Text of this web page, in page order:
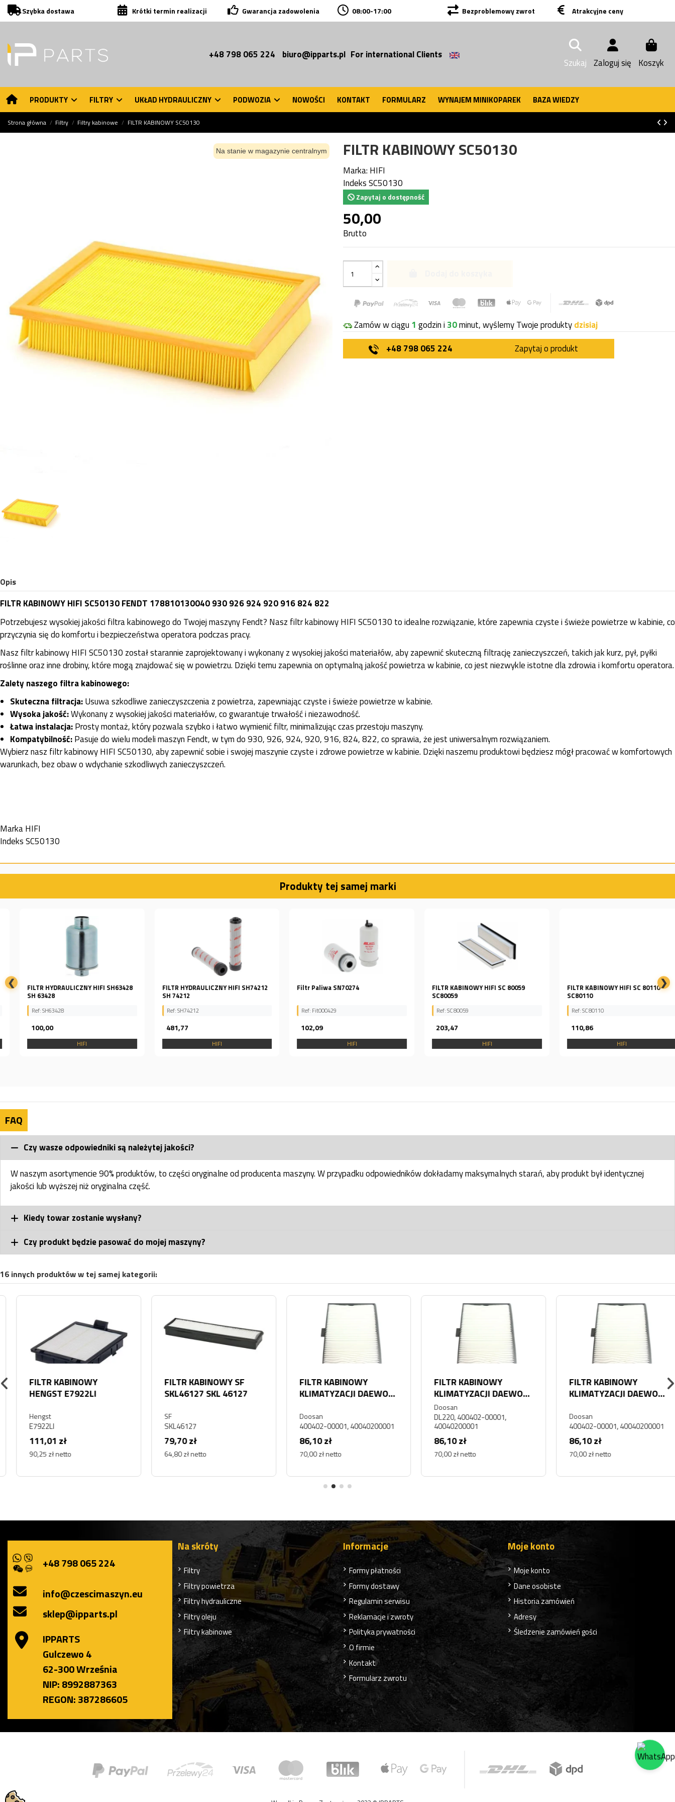
Szybka dostawa Krótki termin realizacji Gwarancja zadowolenia 08:00-17:00 Bezproblemowy zwrot Atrakcyjne ceny
+48 798 065 224 biuro@ipparts.pl For international Clients
Szukaj Zaloguj się Koszyk
PRODUKTY FILTRY UKŁAD HYDRAULICZNY PODWOZIA NOWOŚCI KONTAKT FORMULARZ WYNAJEM MINIKOPAREK BAZA WIEDZY
Strona główna Filtry Filtry kabinowe FILTR KABINOWY SC50130
Na stanie w magazynie centralnym FILTR KABINOWY SC50130
Marka: HIFI
IndeksSC50130
Zapytaj o dostępność
50,00
Brutto
Zamów w ciągu 1 godzin i 30minut, wyślemy Twoje produktydzisiaj
+48 798 065 224
Zapytaj o produkt
Opis
FILTR KABINOWY HIFI SC50130 FENDT 178810130040 930 926 924 920 916 824 822
Potrzebujesz wysokiej jakości filtra kabinowego do Twojej maszyny Fendt? Nasz filtr kabinowy HIFI SC50130 to idealne rozwiązanie, które zapewnia czyste i świeże powietrze w kabinie, co
przyczynia się do komfortu i bezpieczeństwa operatora podczas pracy.
Nasz filtr kabinowy HIFI SC50130 został starannie zaprojektowany i wykonany z wysokiej jakości materiałów, aby zapewnić skuteczną filtrację zanieczyszczeń, takich jak kurz, pył, pyłki
roślinne oraz inne drobiny, które mogą znajdować się w powietrzu. Dzięki temu zapewnia on optymalną jakość powietrza w kabinie, co jest niezwykle istotne dla zdrowia i komfortu operatora.
Zalety naszego filtra kabinowego:
Skuteczna filtracja:Usuwa szkodliwe zanieczyszczenia z powietrza, zapewniając czyste i świeże powietrze w kabinie.
Wysoka jakość:Wykonany z wysokiej jakości materiałów, co gwarantuje trwałość i niezawodność.
Łatwa instalacja:Prosty montaż, który pozwala szybko i łatwo wymienić filtr, minimalizując czas przestoju maszyny.
Kompatybilność:Pasuje do wielu modeli maszyn Fendt, w tym do 930, 926, 924, 920, 916, 824, 822, co sprawia, że jest uniwersalnym rozwiązaniem.
Wybierz nasz filtr kabinowy HIFI SC50130, aby zapewnić sobie i swojej maszynie czyste i zdrowe powietrze w kabinie. Dzięki naszemu produktowi będziesz mógł pracować w komfortowych
warunkach, bez obaw o wdychanie szkodliwych zanieczyszczeń.
MarkaHIFI
IndeksSC50130
Produkty tej samej marki
FILTR HYDRAULICZNY HIFI SH63428
SH 63428
Ref: SH63428
100,00
FILTR HYDRAULICZNY HIFI SH74212
SH 74212
Ref: SH74212
481,77
Filtr Paliwa SN70274
Ref: Fit000429
102,09
FILTR KABINOWY HIFI SC 80059
SC80059
Ref: SC 80059
203,47
FILTR KABINOWY HIFI SC 80110
SC80110
Ref: SC 80110
110,86
❮ ❯
FAQ
Czy wasze odpowiedniki są należytej jakości?
W naszym asortymencie 90% produktów, to części oryginalne od producenta maszyny. W przypadku odpowiedników dokładamy maksymalnych starań, aby produkt był identycznej
jakości lub wyższej niż oryginalna część.
Kiedy towar zostanie wysłany?
Czy produkt będzie pasować do mojej maszyny?
16 innych produktów w tej samej kategorii:
FILTR KABINOWY
HENGST E7922LI
Hengst
E7922LI
111,01 zł
90,25 zł netto
FILTR KABINOWY SF
SKL46127 SKL 46127
SKL46127
79,70 zł
64,80 zł netto
FILTR KABINOWY
KLIMATYZACJI DAEWOO
Doosan
400402-00001, 40040200001
86,10 zł
70,00 zł netto
FILTR KABINOWY
KLIMATYZACJI DAEWOO
DOOSAN DL220
Doosan
DL220, 400402-00001,
40040200001
86,10 zł
70,00 zł netto
FILTR KABINOWY
KLIMATYZACJI DAEWOO
SOLAR 300
Doosan
400402-00001, 40040200001
86,10 zł
70,00 zł netto
+48 798 065 224
info@czescimaszyn.eu
sklep@ipparts.pl
IPPARTS
Gulczewo 4
62-300 Września
NIP: 8992887363
REGON: 387286605
Na skróty
Filtry
Filtry powietrza
Filtry hydrauliczne
Filtry oleju
Filtry kabinowe
Informacje
Formy płatności
Formy dostawy
Regulamin serwisu
Reklamacje i zwroty
Polityka prywatności
O firmie
Kontakt
Formularz zwrotu
Moje konto
Moje konto
Dane osobiste
Historia zamówień
Adresy
Śledzenie zamówień gości